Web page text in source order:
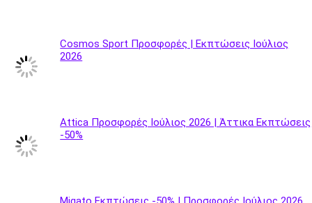
Cosmos Sport Προσφορές | Εκπτώσεις Ιούλιος
2026
Attica Προσφορές Ιούλιος 2026 | Άττικα Εκπτώσεις
-50%